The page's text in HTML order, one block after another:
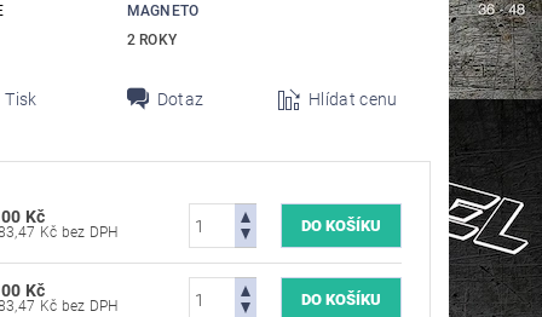
MAGNETO
2 ROKY
Tisk Dotaz Hlídat cenu
Kč
11 983,47 Kč bez DPH
Kč
11 983,47 Kč bez DPH